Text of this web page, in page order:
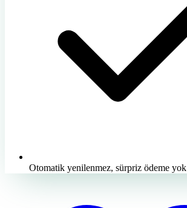
Otomatik yenilenmez, sürpriz ödeme yok